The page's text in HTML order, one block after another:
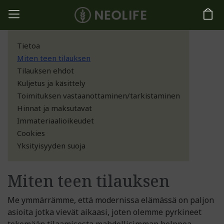
Tietoa
Miten teen tilauksen
Tilauksen ehdot
Kuljetus ja käsittely
Toimituksen vastaanottaminen/tarkistaminen
Hinnat ja maksutavat
Immateriaalioikeudet
Cookies
Yksityisyyden suoja
Miten teen tilauksen
Me ymmärrämme, että modernissa elämässä on paljon
asioita jotka vievät aikaasi, joten olemme pyrkineet